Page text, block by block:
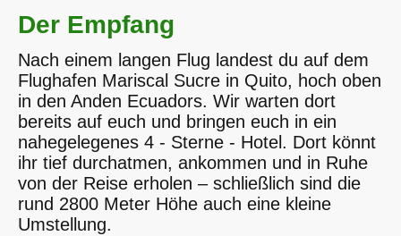
Der Empfang
Nach einem langen Flug landest du auf dem
Flughafen Mariscal Sucre in Quito, hoch oben
in den Anden Ecuadors. Wir warten dort
bereits auf euch und bringen euch in ein
nahegelegenes 4 - Sterne - Hotel. Dort könnt
ihr tief durchatmen, ankommen und in Ruhe
von der Reise erholen – schließlich sind die
rund 2800 Meter Höhe auch eine kleine
Umstellung.